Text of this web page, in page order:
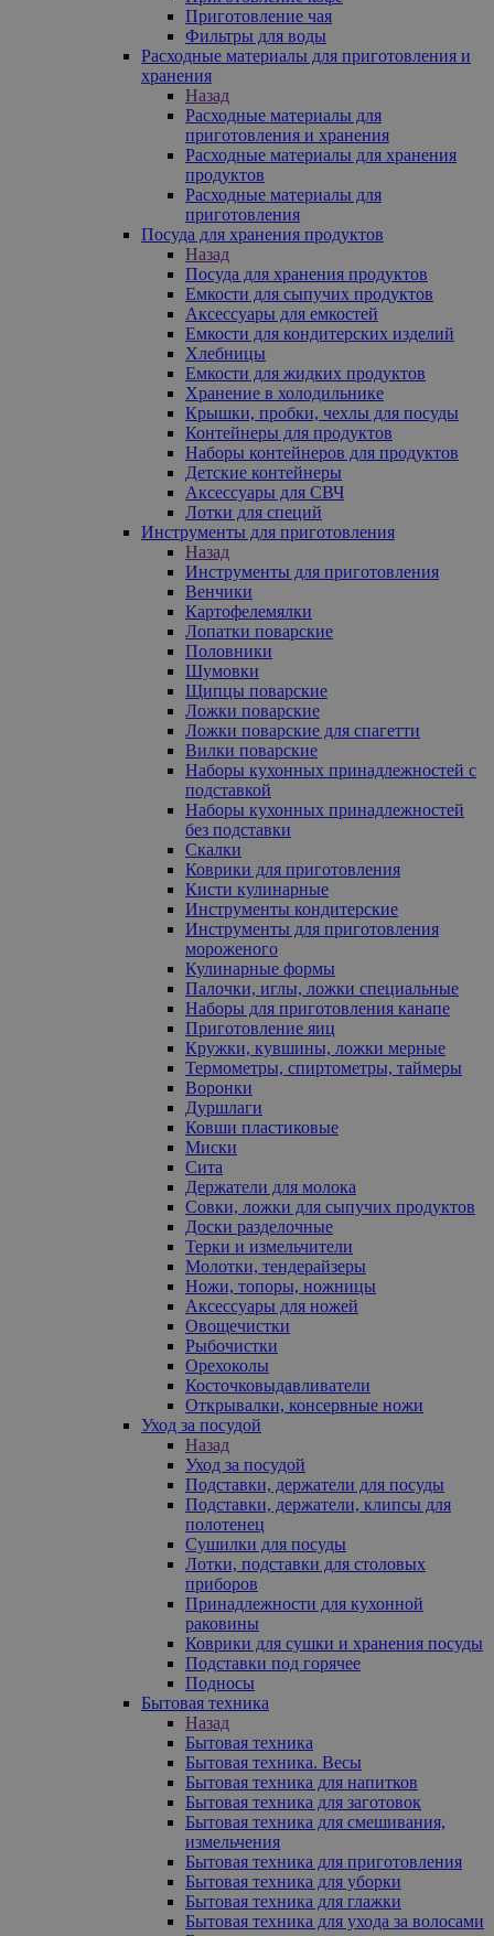
Приготовление чая
Фильтры для воды
Расходные материалы для приготовления и
хранения
Назад
Расходные материалы для
приготовления и хранения
Расходные материалы для хранения
продуктов
Расходные материалы для
приготовления
Посуда для хранения продуктов
Назад
Посуда для хранения продуктов
Емкости для сыпучих продуктов
Аксессуары для емкостей
Емкости для кондитерских изделий
Хлебницы
Емкости для жидких продуктов
Хранение в холодильнике
Крышки, пробки, чехлы для посуды
Контейнеры для продуктов
Наборы контейнеров для продуктов
Детские контейнеры
Аксессуары для СВЧ
Лотки для специй
Инструменты для приготовления
Назад
Инструменты для приготовления
Венчики
Картофелемялки
Лопатки поварские
Половники
Шумовки
Щипцы поварские
Ложки поварские
Ложки поварские для спагетти
Вилки поварские
Наборы кухонных принадлежностей с
подставкой
Наборы кухонных принадлежностей
без подставки
Скалки
Коврики для приготовления
Кисти кулинарные
Инструменты кондитерские
Инструменты для приготовления
мороженого
Кулинарные формы
Палочки, иглы, ложки специальные
Наборы для приготовления канапе
Приготовление яиц
Кружки, кувшины, ложки мерные
Термометры, спиртометры, таймеры
Воронки
Дуршлаги
Ковши пластиковые
Миски
Сита
Держатели для молока
Совки, ложки для сыпучих продуктов
Доски разделочные
Терки и измельчители
Молотки, тендерайзеры
Ножи, топоры, ножницы
Аксессуары для ножей
Овощечистки
Рыбочистки
Орехоколы
Косточковыдавливатели
Открывалки, консервные ножи
Уход за посудой
Назад
Уход за посудой
Подставки, держатели для посуды
Подставки, держатели, клипсы для
полотенец
Сушилки для посуды
Лотки, подставки для столовых
приборов
Принадлежности для кухонной
раковины
Коврики для сушки и хранения посуды
Подставки под горячее
Подносы
Бытовая техника
Назад
Бытовая техника
Бытовая техника. Весы
Бытовая техника для напитков
Бытовая техника для заготовок
Бытовая техника для смешивания,
измельчения
Бытовая техника для приготовления
Бытовая техника для уборки
Бытовая техника для глажки
Бытовая техника для ухода за волосами